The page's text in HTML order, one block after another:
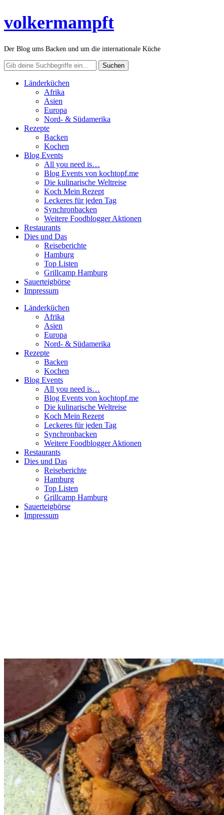
volkermampft
Der Blog ums Backen und um die internationale Küche
Länderküchen
Afrika
Asien
Europa
Nord- & Südamerika
Rezepte
Backen
Kochen
Blog Events
All you need is…
Blog Events von kochtopf.me
Die kulinarische Weltreise
Koch Mein Rezept
Leckeres für jeden Tag
Synchronbacken
Weitere Foodblogger Aktionen
Restaurants
Dies und Das
Reiseberichte
Hamburg
Top Listen
Grillcamp Hamburg
Sauerteigbörse
Impressum
Länderküchen
Afrika
Asien
Europa
Nord- & Südamerika
Rezepte
Backen
Kochen
Blog Events
All you need is…
Blog Events von kochtopf.me
Die kulinarische Weltreise
Koch Mein Rezept
Leckeres für jeden Tag
Synchronbacken
Weitere Foodblogger Aktionen
Restaurants
Dies und Das
Reiseberichte
Hamburg
Top Listen
Grillcamp Hamburg
Sauerteigbörse
Impressum